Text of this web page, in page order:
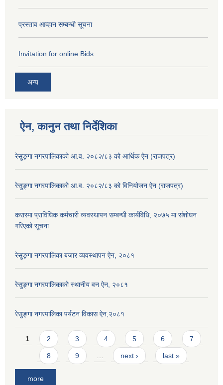
प्रस्ताव आव्हान सम्बन्धी सूचना
Invitation for online Bids
अन्य
ऐन, कानुन तथा निर्देशिका
रेसु्ङ्गा नगरपालिकाको आ.व. २०८२/८३ को आर्थिक ऐन (राजपत्र)
रेसु्ङ्गा नगरपालिकाको आ.व. २०८२/८३ को विनियोजन ऐन (राजपत्र)
करारमा प्राविधिक कर्मचारी व्यवस्थापन सम्बन्धी कार्यविधि, २०७५ मा संशोधन
गरिएको सूचना
रेसुङ्गा नगरपालिका बजार व्यवस्थापन ऐन, २०८१
रेसुङ्गा नगरपालिकाको स्थानीय वन ऐन, २०८१
रेसुङ्गा नगरपालिका पर्यटन विकास ऐन,२०८१
Pages
1 2 3 4 5 6 7
8 9 next › last »
more